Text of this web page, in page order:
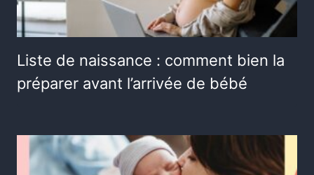
Liste de naissance : comment bien la
préparer avant l’arrivée de bébé